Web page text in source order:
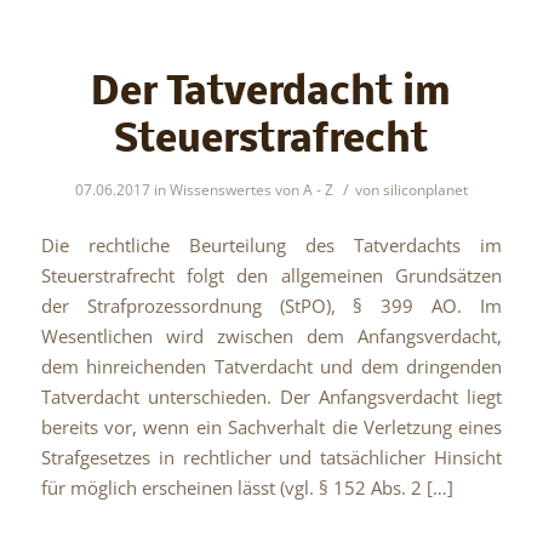
Der Tatverdacht im
Steuerstrafrecht
07.06.2017 inWissenswertes von A - Z / vonsiliconplanet
Die rechtliche Beurteilung des Tatverdachts im
Steuerstrafrecht folgt den allgemeinen Grundsätzen
der Strafprozessordnung (StPO), § 399 AO. Im
Wesentlichen wird zwischen dem Anfangsverdacht,
dem hinreichenden Tatverdacht und dem dringenden
Tatverdacht unterschieden. Der Anfangsverdacht liegt
bereits vor, wenn ein Sachverhalt die Verletzung eines
Strafgesetzes in rechtlicher und tatsächlicher Hinsicht
für möglich erscheinen lässt (vgl. § 152 Abs. 2 […]